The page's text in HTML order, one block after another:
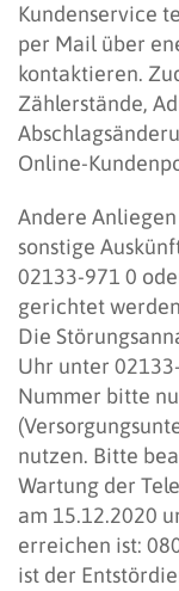
Kundenservice
per Mail über
kontaktieren.
Zählerstände,
Online-
Andere
sonstige
02133-971 0
gerichtet
Die
Uhr unter
Nummer bitte
nutzen. Bitte
Wartung der
am 15.12.2020
erreichen ist:
ist der